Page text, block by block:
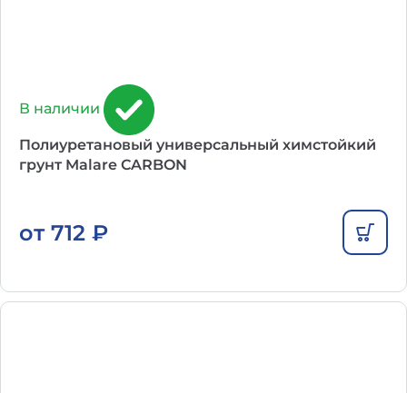
В наличии
Полиуретановый универсальный химстойкий
грунт Malare CARBON
от 712 ₽